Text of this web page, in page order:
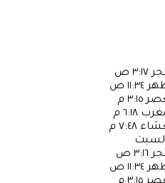
٣:١٧ ص
١١:٣٤ ص
٣:١٥ م
٦:١٨ م
٧:٤٨ م
٣:١٦ ص
١١:٣٤ ص